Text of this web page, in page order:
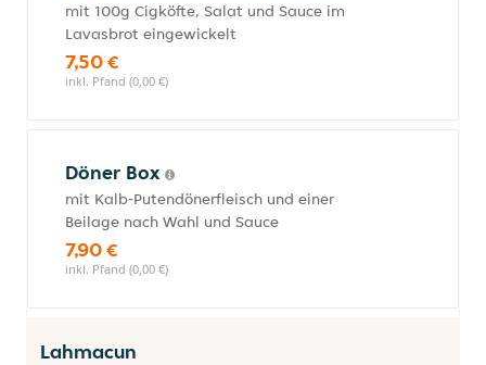
mit 100g Cigköfte, Salat und Sauce im
Lavasbrot eingewickelt
7,50 €
inkl. Pfand (0,00 €)
Döner Box
mit Kalb-Putendönerfleisch und einer
Beilage nach Wahl und Sauce
7,90 €
inkl. Pfand (0,00 €)
Lahmacun